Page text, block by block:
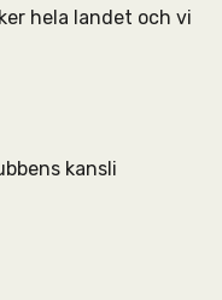
hela landet och vi
kansli